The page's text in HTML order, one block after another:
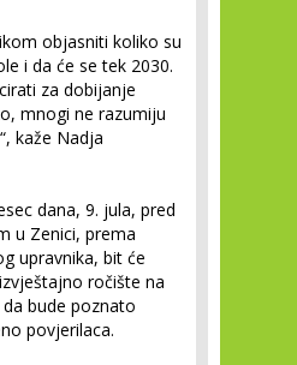
objasniti koliko su
i da će se tek 2030.
za dobijanje
mnogi ne razumiju
kaže Nadja
dana, 9. jula, pred
u Zenici, prema
upravnika, bit će
ročište na
bude poznato
povjerilaca.